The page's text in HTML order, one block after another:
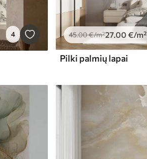
4 45.00€/m²27.00 €/m²
Pilki palmių lapai